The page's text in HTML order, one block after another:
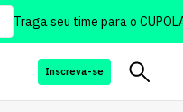
Traga seu time para o
Inscreva-se